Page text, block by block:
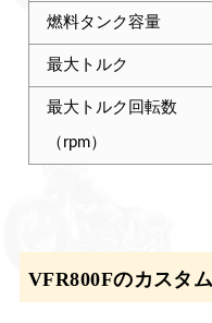
燃料タンク容量
最大トルク
最大トルク回転数
（rpm）
VFR800Fのカスタ